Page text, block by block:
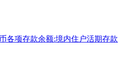
各项存款余额:境内住户活期存款